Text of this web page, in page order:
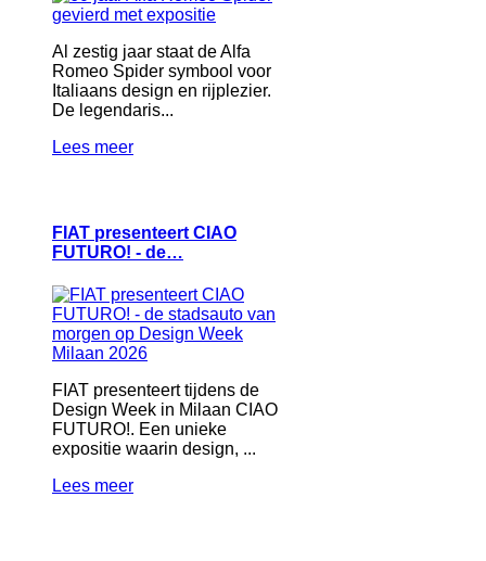
Al zestig jaar staat de Alfa
Romeo Spider symbool voor
Italiaans design en rijplezier.
De legendaris...
Lees meer
FIAT presenteert CIAO
FUTURO! - de…
FIAT presenteert tijdens de
Design Week in Milaan CIAO
FUTURO!. Een unieke
expositie waarin design, ...
Lees meer